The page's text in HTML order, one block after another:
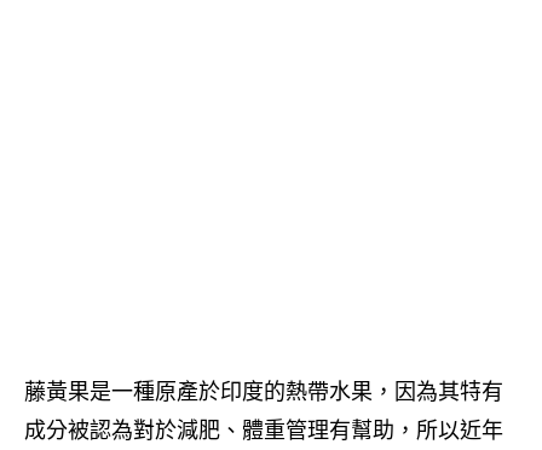
藤黃果是一種原產於印度的熱帶水果，因為其特有
成分被認為對於減肥、體重管理有幫助，所以近年